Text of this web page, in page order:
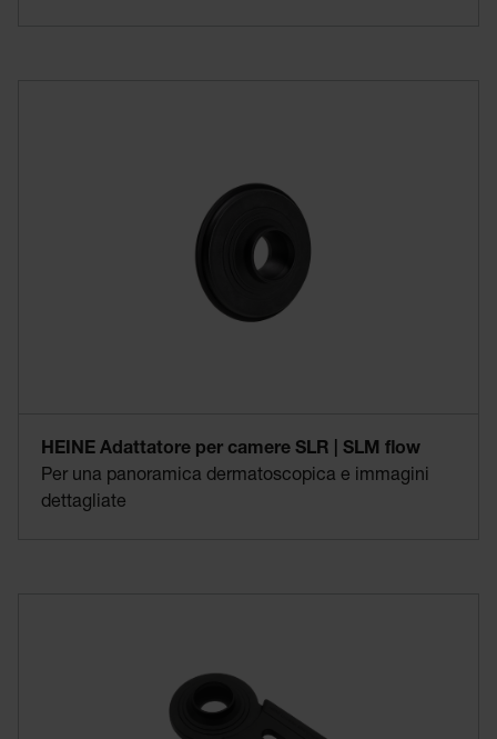
HEINE Adattatore per camere SLR | SLM flow
Per una panoramica dermatoscopica e immagini
dettagliate